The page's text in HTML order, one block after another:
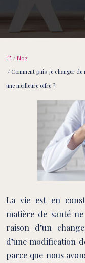
/ Blog
/ Comment puis-je changer de
une meilleure offre ?
La vie est en
matière de santé
raison d’un
d’une modification
parce que nous